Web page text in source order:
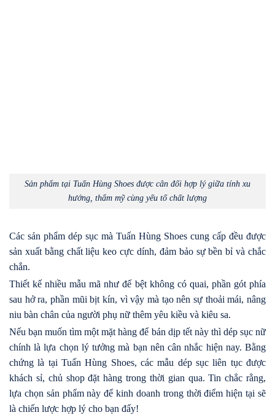
Sản phẩm tại Tuấn Hùng Shoes được cân đối hợp lý giữa tính xu
hướng, thẩm mỹ cùng yếu tố chất lượng
Các sản phẩm dép sục mà Tuấn Hùng Shoes cung cấp đều được
sản xuất bằng chất liệu keo cực dính, đảm bảo sự bền bỉ và chắc
chắn.
Thiết kế nhiều mẫu mã như đế bệt không có quai, phần gót phía
sau hở ra, phần mũi bịt kín, vì vậy mà tạo nên sự thoải mái, nâng
niu bàn chân của người phụ nữ thêm yêu kiều và kiêu sa.
Nếu bạn muốn tìm một mặt hàng để bán dịp tết này thì dép sục nữ
chính là lựa chọn lý tưởng mà bạn nên cân nhắc hiện nay. Bằng
chứng là tại Tuấn Hùng Shoes, các mẫu dép sục liên tục được
khách sỉ, chủ shop đặt hàng trong thời gian qua. Tin chắc rằng,
lựa chọn sản phẩm này để kinh doanh trong thời điểm hiện tại sẽ
là chiến lược hợp lý cho bạn đấy!